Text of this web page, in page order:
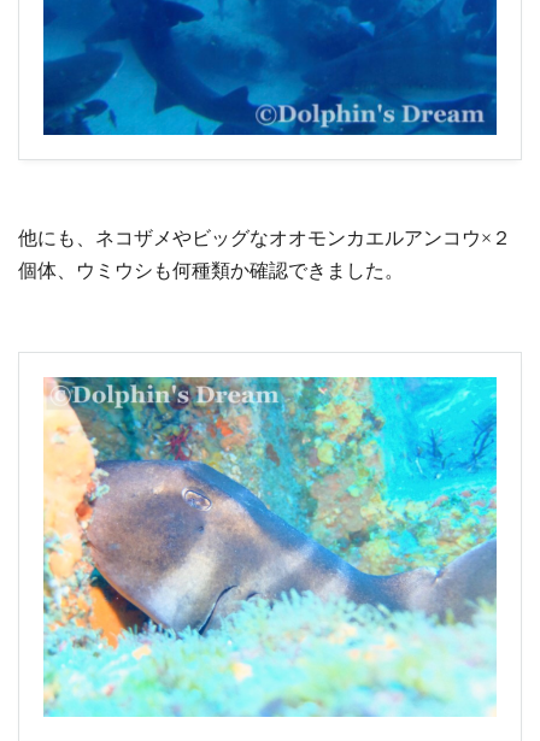
他にも、ネコザメやビッグなオオモンカエルアンコウ×２
個体、ウミウシも何種類か確認できました。